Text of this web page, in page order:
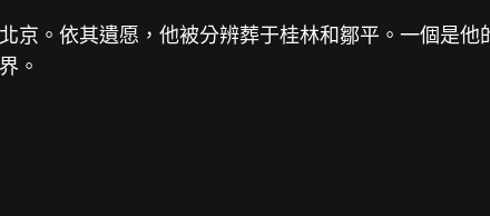
京。依其遺愿，他被分辨葬于桂林和鄒平。一個是
。